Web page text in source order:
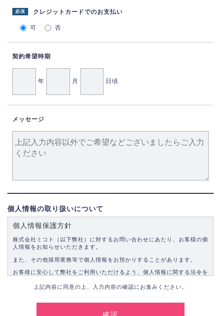
クレジットカードでのお支払い
必須
可 否
契約希望時期
年 月 日頃
メッセージ
個人情報の取り扱いについて
個人情報保護方針
株式会社ミコト（以下弊社）に対するお問い合わせにあたり、お客様の個
人情報をお知らせいただきます。
また、その他採用業務等で個人情報をお預かりすることがあります。
お客様に安心して弊社をご利用いただけるよう、個人情報に関する法令を
上記内容に同意の上、入力内容の確認にお進みください。